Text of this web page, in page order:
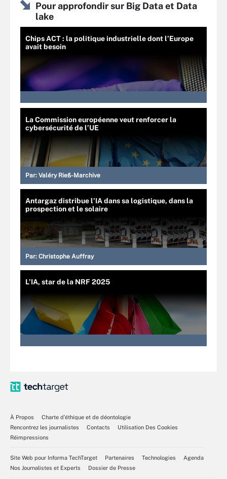
Pour approfondir sur Big Data et Data
lake
Chips ACT : la politique industrielle dont l’Europe
avait besoin
La Commission européenne veut renforcer la
cybersécurité de l’UE
Par: Valéry Rieß-Marchive
Antargaz distribue l’IA dans sa logistique, dans la
prospection et le solaire
Par: Christophe Auffray
L’IA, star de la NRF 2025
À Propos
Charte d’éthique et de déontologie
Rencontrez les journalistes
Contacts
Utilisation Des Cookies
Réimpressions
Site Web pour Informa TechTarget Partenaires Technologies
Agenda
Nos Journalistes et Experts
Dossier de Presse